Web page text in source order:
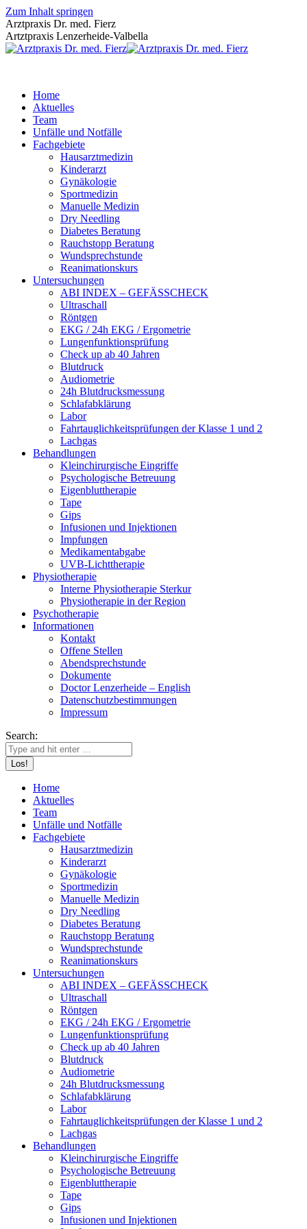
Zum Inhalt springen
Arztpraxis Dr. med. Fierz
Artztpraxis Lenzerheide-Valbella
Home
Aktuelles
Team
Unfälle und Notfälle
Fachgebiete
Hausarztmedizin
Kinderarzt
Gynäkologie
Sportmedizin
Manuelle Medizin
Dry Needling
Diabetes Beratung
Rauchstopp Beratung
Wundsprechstunde
Reanimationskurs
Untersuchungen
ABI INDEX – GEFÄSSCHECK
Ultraschall
Röntgen
EKG / 24h EKG / Ergometrie
Lungenfunktionsprüfung
Check up ab 40 Jahren
Blutdruck
Audiometrie
24h Blutdrucksmessung
Schlafabklärung
Labor
Fahrtauglichkeitsprüfungen der Klasse 1 und 2
Lachgas
Behandlungen
Kleinchirurgische Eingriffe
Psychologische Betreuung
Eigenbluttherapie
Tape
Gips
Infusionen und Injektionen
Impfungen
Medikamentabgabe
UVB-Lichttherapie
Physiotherapie
Interne Physiotherapie Sterkur
Physiotherapie in der Region
Psychotherapie
Informationen
Kontakt
Offene Stellen
Abendsprechstunde
Dokumente
Doctor Lenzerheide – English
Datenschutzbestimmungen
Impressum
Search:
Home
Aktuelles
Team
Unfälle und Notfälle
Fachgebiete
Hausarztmedizin
Kinderarzt
Gynäkologie
Sportmedizin
Manuelle Medizin
Dry Needling
Diabetes Beratung
Rauchstopp Beratung
Wundsprechstunde
Reanimationskurs
Untersuchungen
ABI INDEX – GEFÄSSCHECK
Ultraschall
Röntgen
EKG / 24h EKG / Ergometrie
Lungenfunktionsprüfung
Check up ab 40 Jahren
Blutdruck
Audiometrie
24h Blutdrucksmessung
Schlafabklärung
Labor
Fahrtauglichkeitsprüfungen der Klasse 1 und 2
Lachgas
Behandlungen
Kleinchirurgische Eingriffe
Psychologische Betreuung
Eigenbluttherapie
Tape
Gips
Infusionen und Injektionen